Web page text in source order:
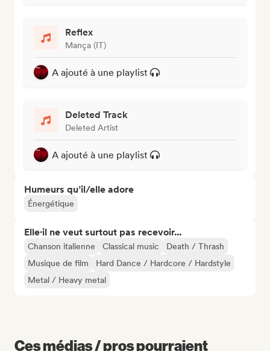
Reflex
Mança (IT)
A ajouté à une playlist
Deleted Track
Deleted Artist
A ajouté à une playlist
Humeurs qu’il/elle adore
Énergétique
Elle·il ne veut surtout pas recevoir...
Chanson italienne Classical music
Death / Thrash
Musique de film
Hard Dance / Hardcore / Hardstyle
Metal / Heavy metal
Ces médias / pros pourraient